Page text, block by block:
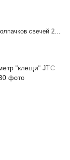
Съемник колпачков свечей 220мм JTC 1633